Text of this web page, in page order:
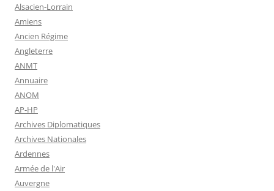
Alsacien-Lorrain
Amiens
Ancien Régime
Angleterre
ANMT
Annuaire
ANOM
AP-HP
Archives Diplomatiques
Archives Nationales
Ardennes
Armée de l'Air
Auvergne